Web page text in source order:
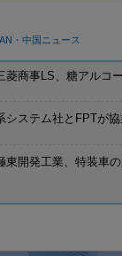
・中国ニュース
菱商事LS、糖アルコ
システム社とFPTが
東開発工業、特装車